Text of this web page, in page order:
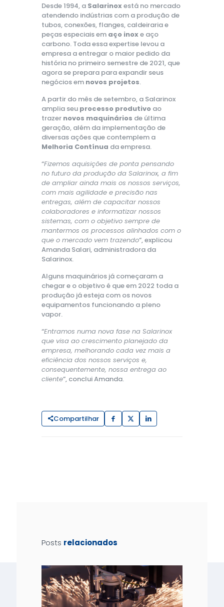
Desde 1994, a Salarinoxestá no mercado
atendendo indústrias com a produção de
tubos, conexões, flanges, caldeiraria e
peças especiais em aço inoxe aço
carbono. Toda essa expertise levou a
empresa a entregar o maior pedido da
história no primeiro semestre de 2021, que
agora se prepara para expandir seus
negócios em novos projetos.
A partir do mês de setembro, a Salarinox
amplia seu processo produtivo ao
trazer novos maquinários de última
geração, além da implementação de
diversas ações que contemplem a
Melhoria Contínua da empresa.
“Fizemos aquisições de ponta pensando
no futuro da produção da Salarinox, a fim
de ampliar ainda mais os nossos serviços,
com mais agilidade e precisão nas
entregas, além de capacitar nossos
colaboradores e informatizar nossos
sistemas, com o objetivo sempre de
mantermos os processos alinhados com o
que o mercado vem trazendo”, explicou
Amanda Salari, administradora da
Salarinox.
Alguns maquinários já começaram a
chegar e o objetivo é que em 2022 toda a
produção já esteja com os novos
equipamentos funcionando a pleno
vapor.
“Entramos numa nova fase na Salarinox
que visa ao crescimento planejado da
empresa, melhorando cada vez mais a
eficiência dos nossos serviços e,
consequentemente, nossa entrega ao
cliente”, conclui Amanda.
Compartilhar
Posts relacionados